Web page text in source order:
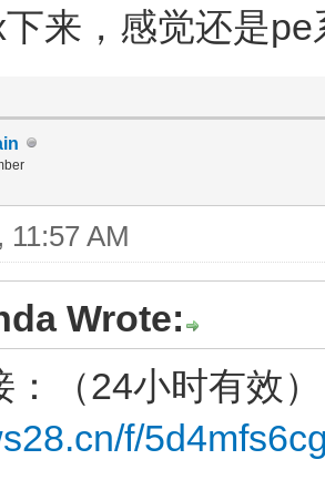
来，感觉还是
11:57 AM
Wrote:
（24小时有效）
f/